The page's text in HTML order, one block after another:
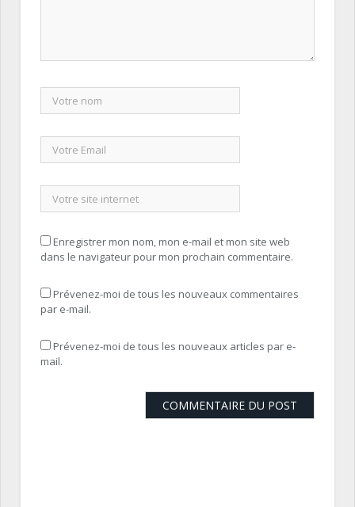
Enregistrer mon nom, mon e-mail et mon site web
dans le navigateur pour mon prochain commentaire.
Prévenez-moi de tous les nouveaux commentaires
par e-mail.
Prévenez-moi de tous les nouveaux articles par e-
mail.